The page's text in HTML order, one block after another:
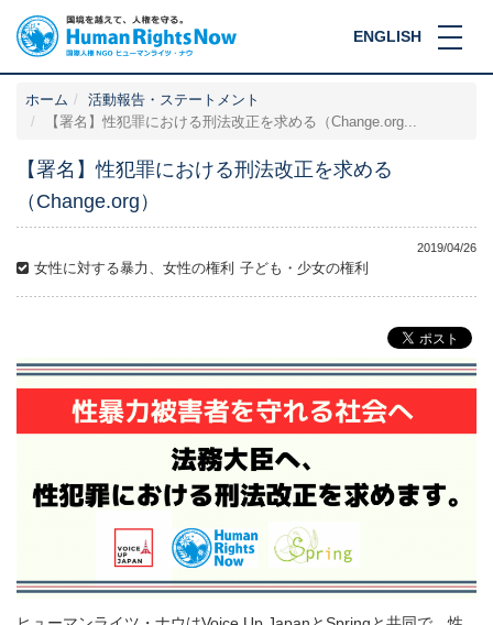
ENGLISH
ホーム
活動報告・ステートメント
【署名】性犯罪における刑法改正を求める（Change.org...
【署名】性犯罪における刑法改正を求める
（Change.org）
2019/04/26
女性に対する暴力、女性の権利 子ども・少女の権利